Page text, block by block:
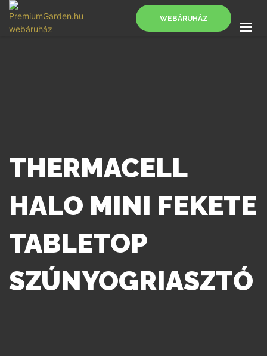
WEBÁRUHÁZ
THERMACELL
HALO MINI FEKETE
TABLETOP
SZÚNYOGRIASZTÓ